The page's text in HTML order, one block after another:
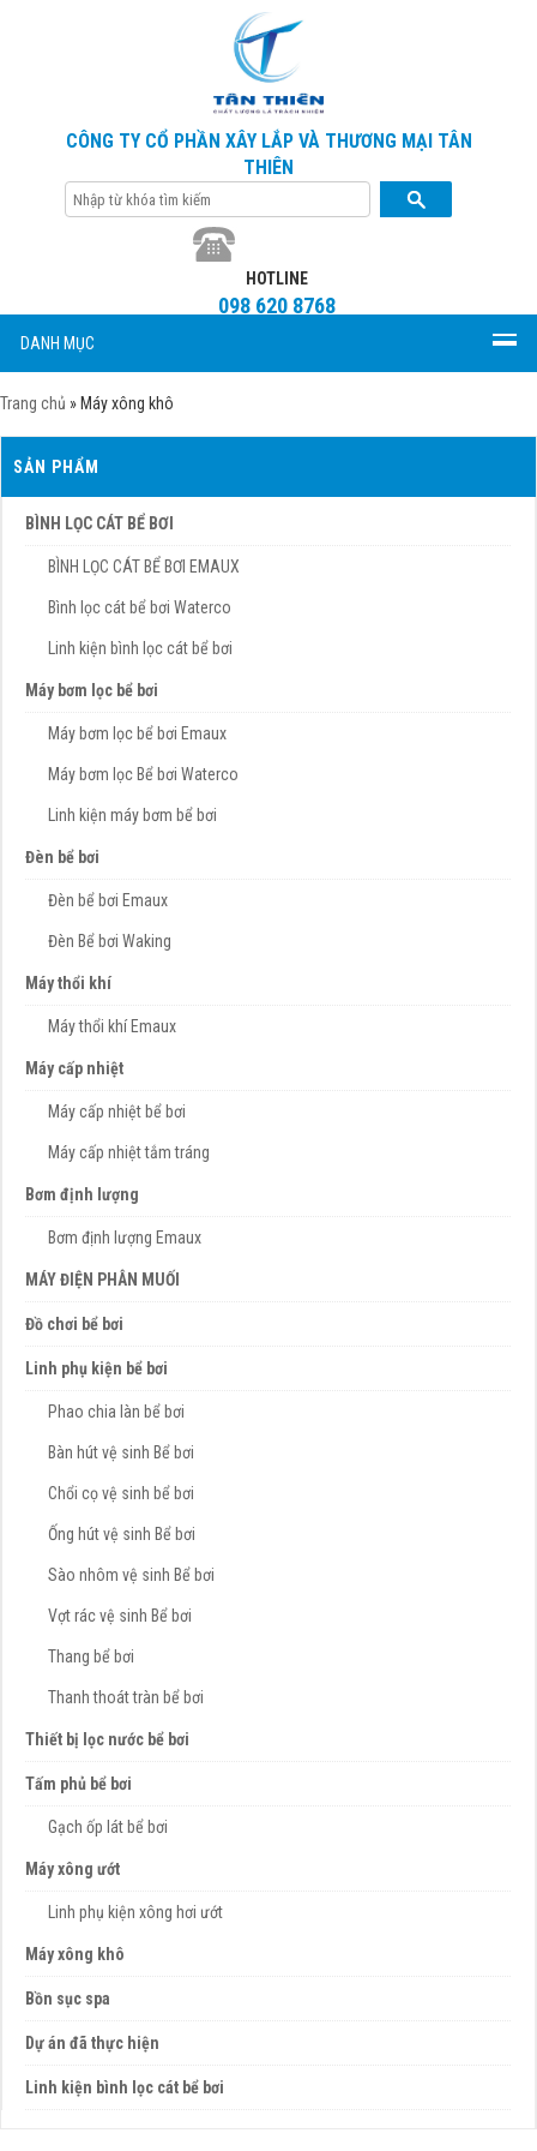
CÔNG TY CỔ PHẦN XÂY LẮP VÀ THƯƠNG MẠI TÂN
THIÊN
HOTLINE
098 620 8768
DANH MỤC
Trang chủ » Máy xông khô
SẢN PHẨM
BÌNH LỌC CÁT BỂ BƠI
BÌNH LỌC CÁT BỂ BƠI EMAUX
Bình lọc cát bể bơi Waterco
Linh kiện bình lọc cát bể bơi
Máy bơm lọc bể bơi
Máy bơm lọc bể bơi Emaux
Máy bơm lọc Bể bơi Waterco
Linh kiện máy bơm bể bơi
Đèn bể bơi
Đèn bể bơi Emaux
Đèn Bể bơi Waking
Máy thổi khí
Máy thổi khí Emaux
Máy cấp nhiệt
Máy cấp nhiệt bể bơi
Máy cấp nhiệt tắm tráng
Bơm định lượng
Bơm định lượng Emaux
MÁY ĐIỆN PHÂN MUỐI
Đồ chơi bể bơi
Linh phụ kiện bể bơi
Phao chia làn bể bơi
Bàn hút vệ sinh Bể bơi
Chổi cọ vệ sinh bể bơi
Ống hút vệ sinh Bể bơi
Sào nhôm vệ sinh Bể bơi
Vợt rác vệ sinh Bể bơi
Thang bể bơi
Thanh thoát tràn bể bơi
Thiết bị lọc nước bể bơi
Tấm phủ bể bơi
Gạch ốp lát bể bơi
Máy xông ướt
Linh phụ kiện xông hơi ướt
Máy xông khô
Bồn sục spa
Dự án đã thực hiện
Linh kiện bình lọc cát bể bơi